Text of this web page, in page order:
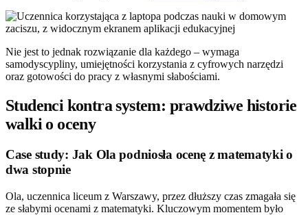
Nie jest to jednak rozwiązanie dla każdego – wymaga
samodyscypliny, umiejętności korzystania z cyfrowych narzędzi
oraz gotowości do pracy z własnymi słabościami.
Studenci kontra system: prawdziwe historie
walki o oceny
Case study: Jak Ola podniosła ocenę z matematyki o
dwa stopnie
Ola, uczennica liceum z Warszawy, przez dłuższy czas zmagała się
ze słabymi ocenami z matematyki. Kluczowym momentem było